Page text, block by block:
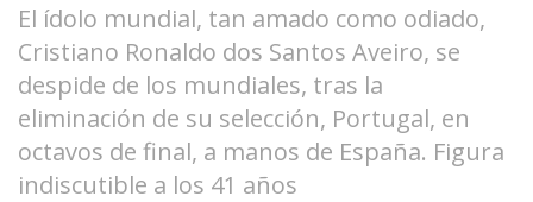
El ídolo mundial, tan amado como odiado,
Cristiano Ronaldo dos Santos Aveiro, se
despide de los mundiales, tras la
eliminación de su selección, Portugal, en
octavos de final, a manos de España. Figura
indiscutible a los 41 años